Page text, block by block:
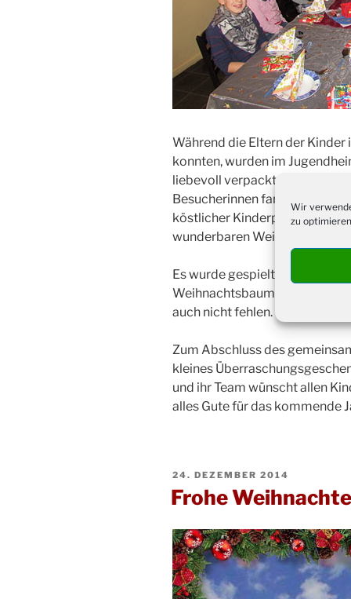
Wir
zu
Während die Eltern der
konnten, wurden im
liebevoll verpackt. Für das
Besucherinnen fantasievoll die
köstlicher Kinderpunsch
wunderbaren
Es wurde gespielt, gemalt und
Weihnachtsbaum
auch nicht fehlen.
Zum Abschluss des
kleines
und ihr Team wünscht allen
alles Gute für das kommende
VERÖFFENTLICHT
AM
24. DEZEMBER 2014
Frohe